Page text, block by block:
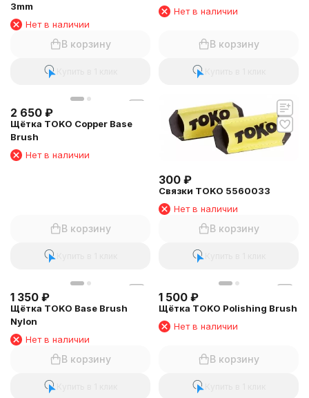
3mm
Нет в наличии
В корзину
Нет в наличии
В корзину
2 650 ₽
Щётка TOKO Copper Base
Brush
Нет в наличии
В корзину
300 ₽
Связки TOKO 5560033
Нет в наличии
В корзину
1 350 ₽
Щётка TOKO Base Brush
Nylon
Нет в наличии
В корзину
1 500 ₽
Щётка TOKO Polishing Brush
Нет в наличии
В корзину